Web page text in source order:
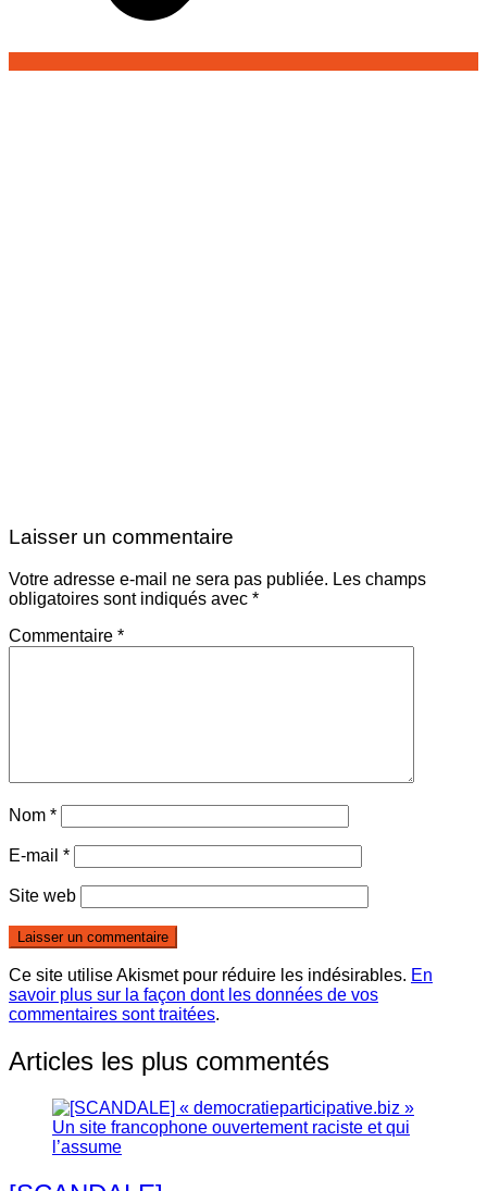
Laisser un commentaire
Votre adresse e-mail ne sera pas publiée. Les champs
obligatoires sont indiqués avec *
Commentaire *
Nom *
E-mail *
Site web
Ce site utilise Akismet pour réduire les indésirables. En
savoir plus sur la façon dont les données de vos
commentaires sont traitées.
Articles les plus commentés